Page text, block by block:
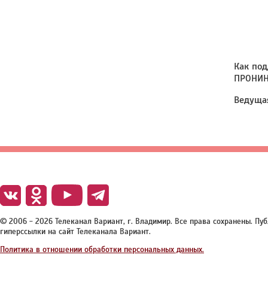
Как
© 2006 - 2026 Телеканал Вариант, г. Владимир. Все права сохранены.
гиперссылки на сайт Телеканала Вариант.
Политика в отношении обработки персональных данных.